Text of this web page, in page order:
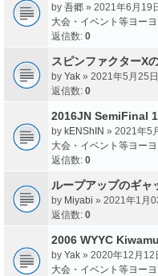
by 吾郷 » 2021年6月19
大会・イベント等ヨー
返信数: 0
スピンファクターX
by Yak » 2021年5月25
返信数: 0
2016JN SemiFinal
by kENShIN » 2021年5
大会・イベント等ヨー
返信数: 0
ループアップのギャ
by Miyabi » 2021年1月
返信数: 0
2006 WYYC
by Yak » 2020年12月12
大会・イベント等ヨー